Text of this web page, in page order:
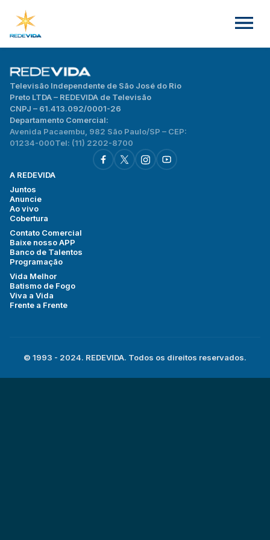
Televisão Independente de São José do Rio
Preto LTDA – REDEVIDA de Televisão
CNPJ – 61.413.092/0001-26
Departamento Comercial:
Avenida Pacaembu, 982 São Paulo/SP – CEP:
01234-000Tel: (11) 2202-8700
A REDEVIDA
Juntos
Anuncie
Ao vivo
Cobertura
Contato Comercial
Baixe nosso APP
Banco de Talentos
Programação
Vida Melhor
Batismo de Fogo
Viva a Vida
Frente a Frente
© 1993 - 2024. REDEVIDA. Todos os direitos reservados.